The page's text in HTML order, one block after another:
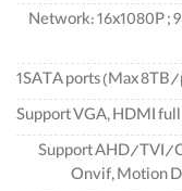
Network: 16x1080P ;
1SATA ports (Max
Support VGA, HDMI
Support AHD/TVI/
Onvif, Motion